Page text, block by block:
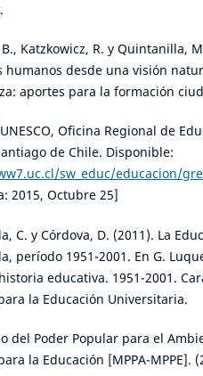
Katzkowicz, R. y Quintanilla,
humanos desde una visión
aportes para la formación
UNESCO, Oficina Regional de
de Chile. Disponible:
sw_educ/educacion/
2015, Octubre 25]
C. y Córdova, D. (2011). La
período 1951-2001. En G.
educativa. 1951-2001.
la Educación Universitaria.
del Poder Popular para el
la Educación [MPPA-MPPE].